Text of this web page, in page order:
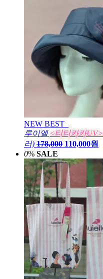
NEW BEST
루이엘 <티티카카UV>
러) 178,000 110,000원
0% SALE